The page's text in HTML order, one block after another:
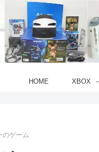
HOME XBOX
のゲーム